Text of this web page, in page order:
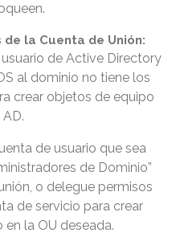
la Cuenta de Unión:
de Active Directory
al dominio no tiene los
crear objetos de equipo
AD.
de usuario que sea
de Dominio”
o delegue permisos
de servicio para crear
la OU deseada.